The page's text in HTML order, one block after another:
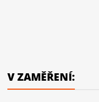
V ZAMĚŘENÍ: